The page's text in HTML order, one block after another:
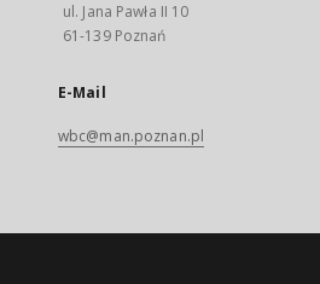
ul. Jana Pawła II 10
61-139 Poznań
E-Mail
wbc@man.poznan.pl